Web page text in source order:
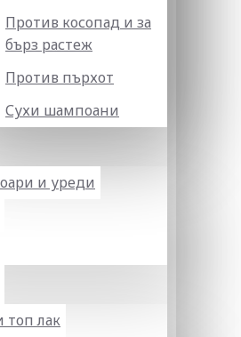
Против косопад и за
бърз растеж
Против пърхот
Сухи шампоани
и уреди
топ лак